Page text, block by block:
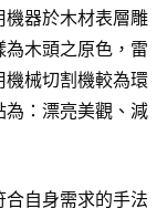
器於木材表層雕
木頭之原色，雷
械切割機較為環
：漂亮美觀、減
自身需求的手法